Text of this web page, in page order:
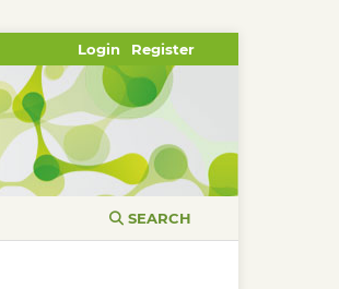
SEARCH
Register
Login